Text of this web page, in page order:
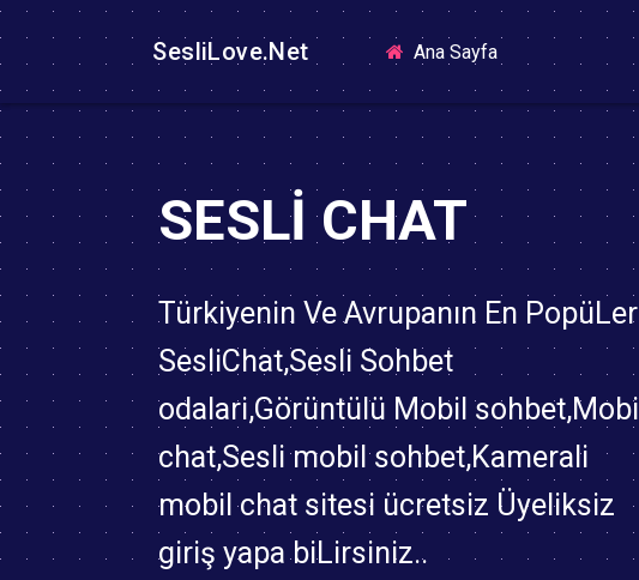
SesliLove.Net Ana Sayfa(current)
SESLI CHAT
Türkiyenin Ve Avrupanın En PopüLer
SesliChat,Sesli Sohbet
odalari,Görüntülü Mobil sohbet,Mobil
chat,Sesli mobil sohbet,Kamerali
mobil chat sitesi ücretsiz Üyeliksiz
giriş yapa biLirsiniz..